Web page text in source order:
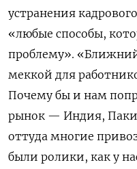
устранения
«любые способы,
проблему».
меккой для
Почему бы и нам
рынок — Индия,
оттуда многие
были ролики, как у